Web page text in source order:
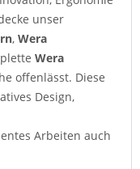
unser
, Wera
Wera
offenlässt. Diese
Design,
Arbeiten auch